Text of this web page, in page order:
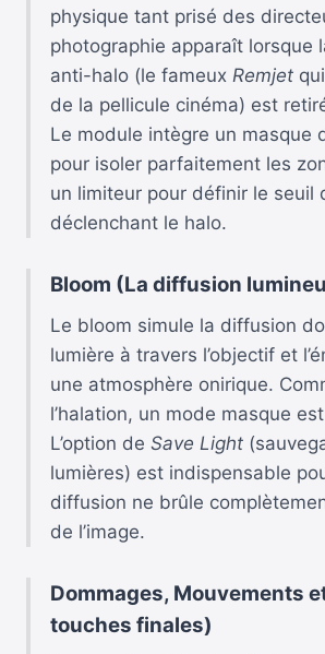
physique tant prisé des
photographie apparaît lorsque
anti-halo (le fameux Remjet
de la pellicule cinéma) est
Le module intègre un masque
pour isoler parfaitement les
un limiteur pour définir le seuil
déclenchant le halo.
Bloom (La diffusion
Le bloom simule la diffusion
lumière à travers l’objectif et
une atmosphère onirique.
l’halation, un mode masque
L’option de Save Light
lumières) est indispensable
diffusion ne brûle
de l’image.
Dommages, Mouvements
touches finales)